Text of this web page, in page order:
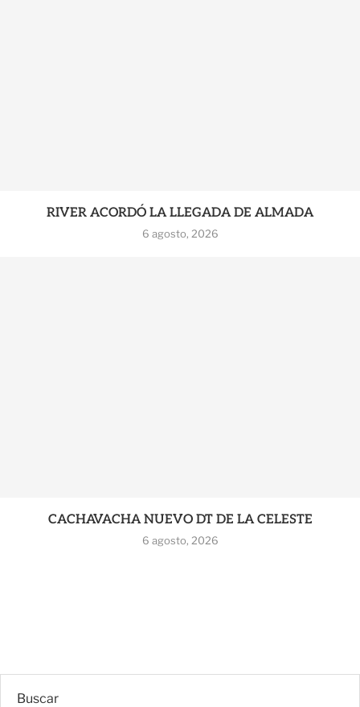
RIVER ACORDÓ LA LLEGADA DE ALMADA
6 agosto, 2026
CACHAVACHA NUEVO DT DE LA CELESTE
6 agosto, 2026
Buscar